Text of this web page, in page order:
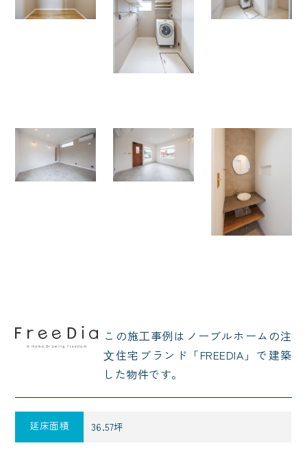
この施⼯事例はノーブルホームの注
⽂住宅ブランド「FREEDIA」で建築
した物件です。
延床面積 36.57坪